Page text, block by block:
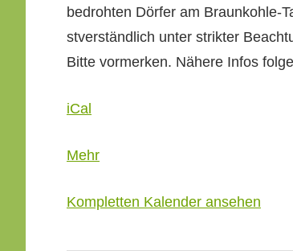
Dör­
fer
in
bedro­ht­en Dör­fer am Braunkohle-
stver­ständlich unter strik­ter
Bitte vormerken. Nähere Infos
iCal
Mehrüber
Kom­plet­ten Kalen­der ansehen